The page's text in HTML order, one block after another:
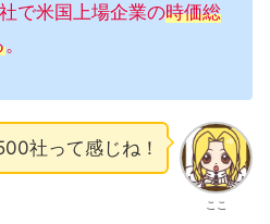
で米国上場企業の時価総
。
ここ
社って感じね！